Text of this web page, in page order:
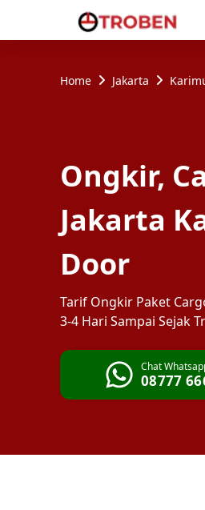
Home Jakarta
Ongkir,
Jakarta
Door
Tarif Ongkir Paket
3-4 Hari Sampai Sejak
Chat
08777